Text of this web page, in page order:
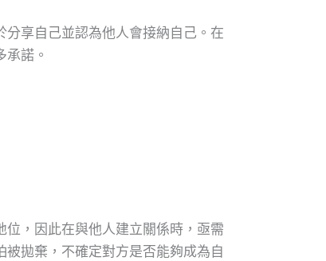
享自己並認為他人會接納自己。在
諾。
，因此在與他人建立關係時，亟需
拋棄，不確定對方是否能夠成為自